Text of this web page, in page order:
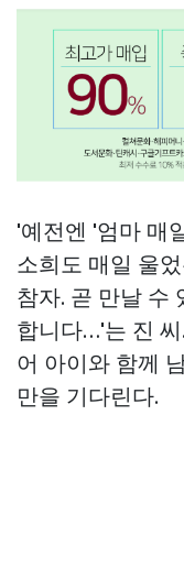
'예전엔 '엄마 매
소희도 매일 울
참자. 곧 만날 수
합니다…'는 진
어 아이와 함께
만을 기다린다.